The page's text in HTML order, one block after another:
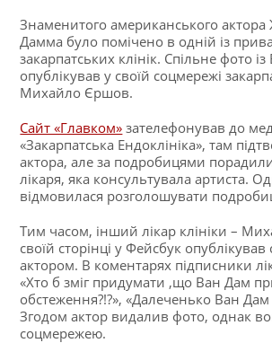
Знаменитого американського
Дамма було помічено в одній із
закарпатських клінік. Спільне фото
опублікував у своїй соцмережі
Михайло Єршов.
Сайт «Главком» зателефонував до
«Закарпатська Ендоклініка», там
актора, але за подробицями
лікаря, яка консультувала артиста.
відмовилася розголошувати
Тим часом, інший лікар клініки –
своїй сторінці у Фейсбук
актором. В коментарях підписники
«Хто б зміг придумати ,що Ван Дам
обстеження?!?», «Далеченько Ван Дам
Згодом актор видалив фото, однак
соцмережею.